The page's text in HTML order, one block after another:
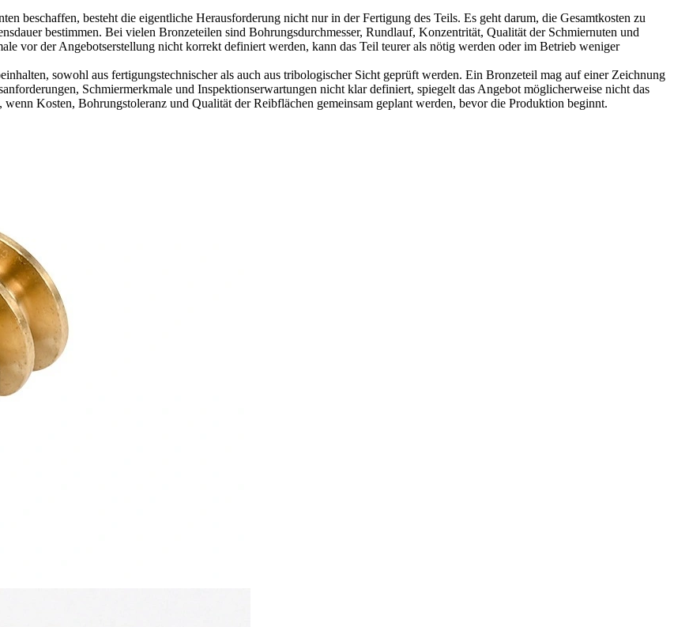
beschaffen, besteht die eigentliche Herausforderung nicht nur in der Fertigung des Teils. Es geht darum, die Gesamtkosten zu
bestimmen. Bei vielen Bronzeteilen sind Bohrungsdurchmesser, Rundlauf, Konzentrität, Qualität der Schmiernuten und
vor der Angebotserstellung nicht korrekt definiert werden, kann das Teil teurer als nötig werden oder im Betrieb weniger
sowohl aus fertigungstechnischer als auch aus tribologischer Sicht geprüft werden. Ein Bronzeteil mag auf einer Zeichnung
Schmiermerkmale und Inspektionserwartungen nicht klar definiert, spiegelt das Angebot möglicherweise nicht das
Kosten, Bohrungstoleranz und Qualität der Reibflächen gemeinsam geplant werden, bevor die Produktion beginnt.